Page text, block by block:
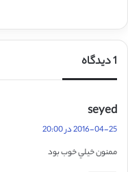
1 دیدگاه
seyed
ف
:
2016-04-25 در 20:00
ممنون خيلي خوب بود